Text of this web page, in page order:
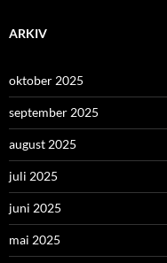
ARKIV
oktober 2025
september 2025
august 2025
juli 2025
juni 2025
mai 2025